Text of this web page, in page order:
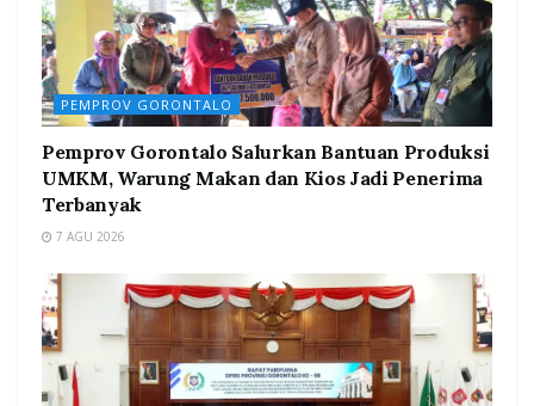
PEMPROV GORONTALO
Pemprov Gorontalo Salurkan Bantuan Produksi
UMKM, Warung Makan dan Kios Jadi Penerima
Terbanyak
7 AGU 2026